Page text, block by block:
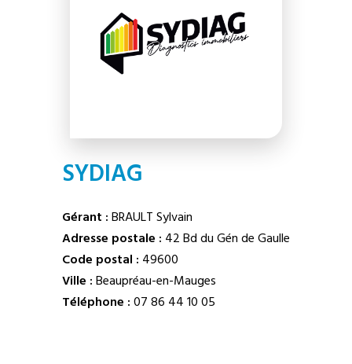
SYDIAG
Gérant :BRAULT Sylvain
Adresse postale : 42 Bd du Gén de Gaulle
Code postal : 49600
Ville :Beaupréau-en-Mauges
Téléphone :07 86 44 10 05